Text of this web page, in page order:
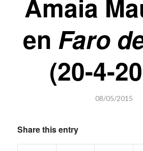
Amaia
en Faro
(20-4-
08/05/2015
Share this entry